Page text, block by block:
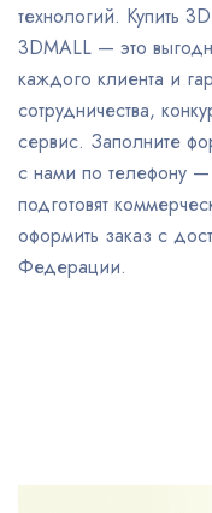
технологий. Купить
3DMALL — это
каждого клиента и
сотрудничества,
сервис. Заполните
с нами по телефону
подготовят
оформить заказ с
Федерации.